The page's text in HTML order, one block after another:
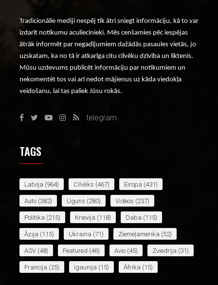
Tradicionālie mediji nespēj tik ātri sniegt informāciju, kā to var
izdarīt notikumu aculiecinieki. Mēs cenšamies pēc iespējas
ātrāk informēt par negadījumiem dažādās pasaules vietās, jo
uzskatam, ka no tā ir atkarīga citu cilvēku dzīvība un liktenis.
Mūsu uzdevums publicēt informāciju par notikumiem un
nekomentēt tos vai arī nedot mājienus uz kāda viedokļa
veidošanu, lai tas paliek Jūsu rokās.
telegram
TAGS
Latvija (964) Cilvēks (467) Eiropa (431)
Auto (382) Uguns (280) Videos (237)
Politika (215) Krievija (118) Daba (115)
Āzija (115) Ukraina (71) Ziemeļamerika (52)
ASV (48) Featured (46) Avio (45) Zviedrija (31)
Francija (25) Igaunija (15) Āfrika (15)